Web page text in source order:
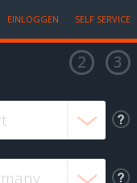
EINLOGGEN SELF SERVICE